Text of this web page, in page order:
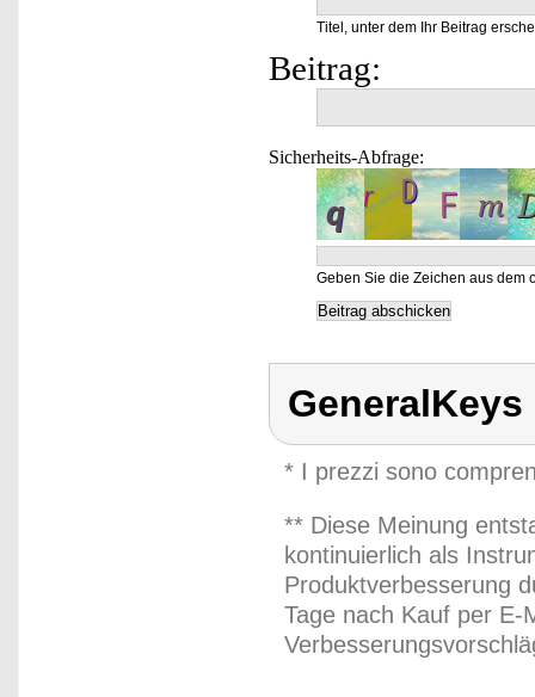
Titel, unter dem Ihr Beitrag
Beitrag:
Sicherheits-Abfrage:
Geben Sie die Zeichen aus dem
GeneralKeys
* I prezzi sono
** Diese Meinung
kontinuierlich als
Produktverbesserung
Tage nach Kauf per E-